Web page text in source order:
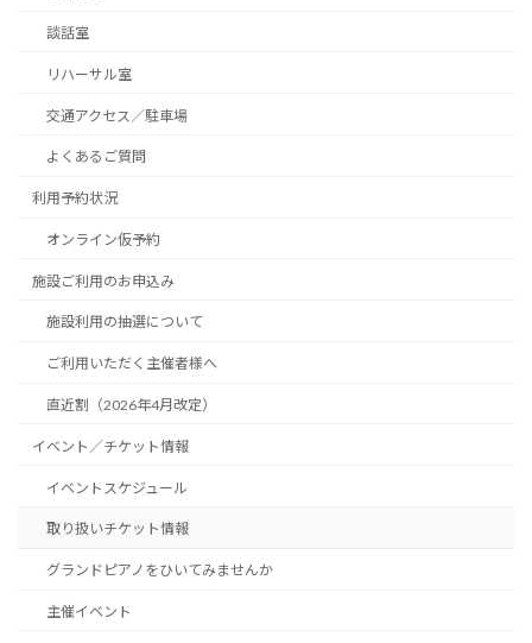
談話室
リハーサル室
交通アクセス／駐車場
よくあるご質問
利用予約状況
オンライン仮予約
施設ご利用のお申込み
施設利用の抽選について
ご利用いただく主催者様へ
直近割（2026年4月改定）
イベント／チケット情報
イベントスケジュール
取り扱いチケット情報
グランドピアノをひいてみませんか
主催イベント